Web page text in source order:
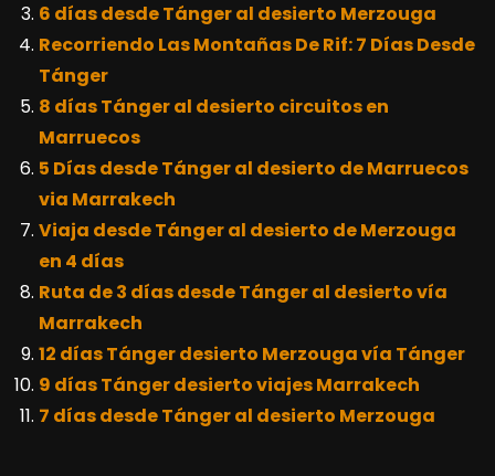
6 días desde Tánger al desierto Merzouga
Recorriendo Las Montañas De Rif: 7 Días Desde
Tánger
8 días Tánger al desierto circuitos en
Marruecos
5 Días desde Tánger al desierto de Marruecos
via Marrakech
Viaja desde Tánger al desierto de Merzouga
en 4 días
Ruta de 3 días desde Tánger al desierto vía
Marrakech
12 días Tánger desierto Merzouga vía Tánger
9 días Tánger desierto viajes Marrakech
7 días desde Tánger al desierto Merzouga